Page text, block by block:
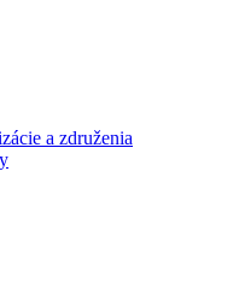
a združenia